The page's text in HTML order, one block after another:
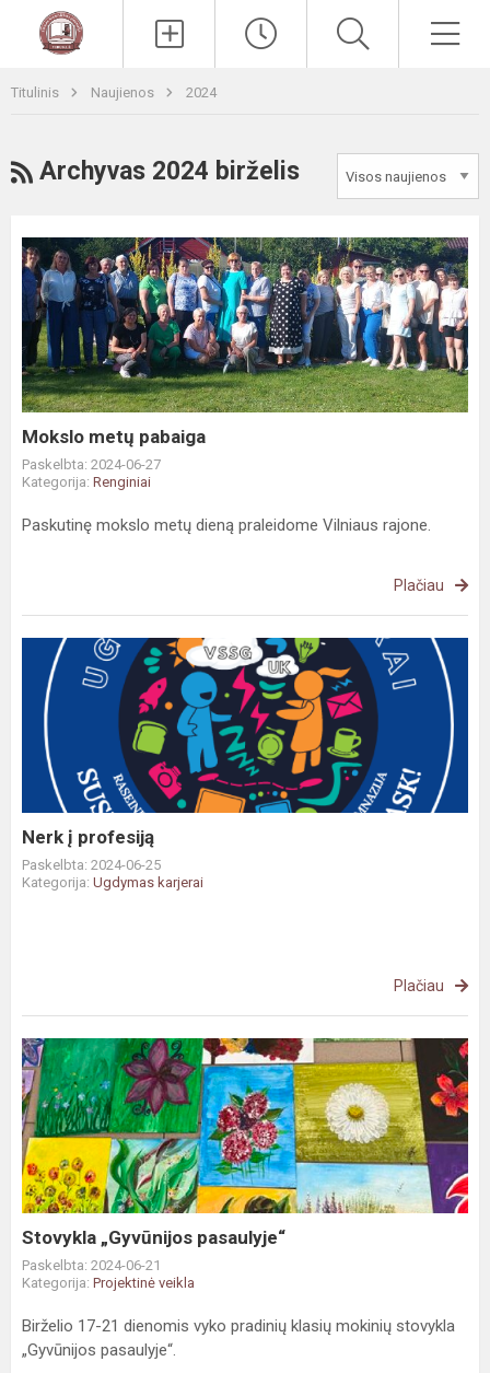
Titulinis Naujienos 2024
RSS
Archyvas 2024 birželis
Mokslo
metų
pabaiga
Mokslo metų pabaiga
Paskelbta: 2024-06-27
Kategorija: Renginiai
Paskutinę mokslo metų dieną praleidome Vilniaus rajone.
Plačiau
Nerk
profesiją
Nerk į profesiją
Paskelbta: 2024-06-25
Kategorija: Ugdymas karjerai
Plačiau
Stovykla
„Gyvūnijos
pasaulyje“
Stovykla „Gyvūnijos pasaulyje“
Paskelbta: 2024-06-21
Kategorija: Projektinė veikla
Birželio 17-21 dienomis vyko pradinių klasių mokinių stovykla
„Gyvūnijos pasaulyje“.